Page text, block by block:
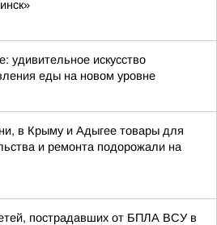
удивительное искусство
еды на новом уровне
в Крыму и Адыгее товары для
и ремонта подорожали на
пострадавших от БПЛА ВСУ в